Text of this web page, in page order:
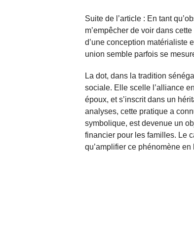
Suite de l’article : En tant
m’empêcher de voir dans
d’une conception matérialiste
union semble parfois se
La dot, dans la tradition
sociale. Elle scelle l’alliance
époux, et s’inscrit dans un
analyses, cette pratique a
symbolique, est devenue un
financier pour les familles. Le
qu’amplifier ce phénomène